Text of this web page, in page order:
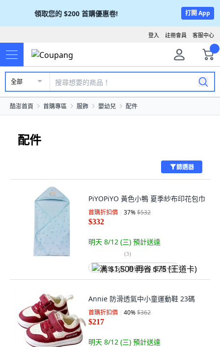
領取您的 $200 首購優惠卷! 打開 App
客服中心
註冊會員
登入
全部
酷澎首頁 首購專區 服飾 嬰幼兒 配件
配件
篩選器
PiYOPiYO 黃色小鴨 夏季紗布印花包巾
首購折扣價 37%$532
$332
明天 8/12 (三) 預計送達
(3)
满 $1,500 再省 $75 (王道卡)
Annie 防滑透氣中小童運動鞋 23碼
首購折扣價 40%$362
$217
明天 8/12 (三) 預計送達